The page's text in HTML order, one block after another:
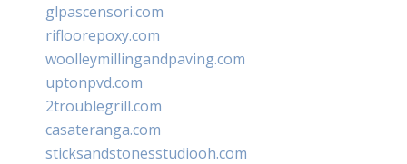
glpascensori.com
rifloorepoxy.com
woolleymillingandpaving.com
uptonpvd.com
2troublegrill.com
casateranga.com
sticksandstonesstudiooh.com